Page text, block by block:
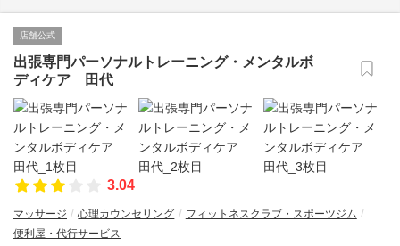
店舗公式
出張専門パーソナルトレーニング・メンタルボ
ディケア 田代
3.04
マッサージ 心理カウンセリング
フィットネスクラブ・スポーツジム
便利屋・代行サービス